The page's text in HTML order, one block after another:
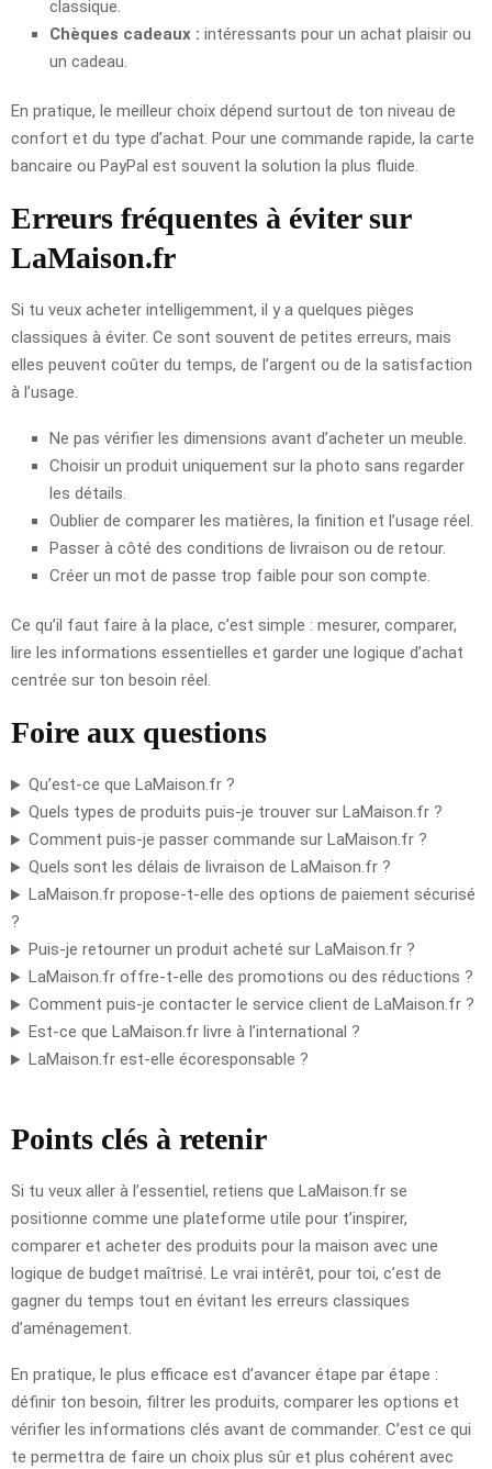
classique.
Chèques cadeaux : intéressants pour un achat plaisir ou
un cadeau.
En pratique, le meilleur choix dépend surtout de ton niveau de
confort et du type d’achat. Pour une commande rapide, la carte
bancaire ou PayPal est souvent la solution la plus fluide.
Erreurs fréquentes à éviter sur
LaMaison.fr
Si tu veux acheter intelligemment, il y a quelques pièges
classiques à éviter. Ce sont souvent de petites erreurs, mais
elles peuvent coûter du temps, de l’argent ou de la satisfaction
à l’usage.
Ne pas vérifier les dimensions avant d’acheter un meuble.
Choisir un produit uniquement sur la photo sans regarder
les détails.
Oublier de comparer les matières, la finition et l’usage réel.
Passer à côté des conditions de livraison ou de retour.
Créer un mot de passe trop faible pour son compte.
Ce qu’il faut faire à la place, c’est simple : mesurer, comparer,
lire les informations essentielles et garder une logique d’achat
centrée sur ton besoin réel.
Foire aux questions
Qu’est-ce que LaMaison.fr ?
Quels types de produits puis-je trouver sur LaMaison.fr ?
Comment puis-je passer commande sur LaMaison.fr ?
Quels sont les délais de livraison de LaMaison.fr ?
LaMaison.fr propose-t-elle des options de paiement sécurisé
?
Puis-je retourner un produit acheté sur LaMaison.fr ?
LaMaison.fr offre-t-elle des promotions ou des réductions ?
Comment puis-je contacter le service client de LaMaison.fr ?
Est-ce que LaMaison.fr livre à l’international ?
LaMaison.fr est-elle écoresponsable ?
Points clés à retenir
Si tu veux aller à l’essentiel, retiens que LaMaison.fr se
positionne comme une plateforme utile pour t’inspirer,
comparer et acheter des produits pour la maison avec une
logique de budget maîtrisé. Le vrai intérêt, pour toi, c’est de
gagner du temps tout en évitant les erreurs classiques
d’aménagement.
En pratique, le plus efficace est d’avancer étape par étape :
définir ton besoin, filtrer les produits, comparer les options et
vérifier les informations clés avant de commander. C’est ce qui
te permettra de faire un choix plus sûr et plus cohérent avec